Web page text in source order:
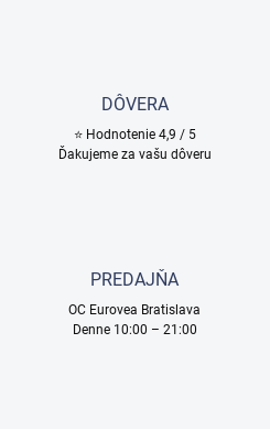
DÔVERA
⭐ Hodnotenie 4,9 / 5
Ďakujeme za vašu dôveru
PREDAJŇA
OC Eurovea Bratislava
Denne 10:00 – 21:00